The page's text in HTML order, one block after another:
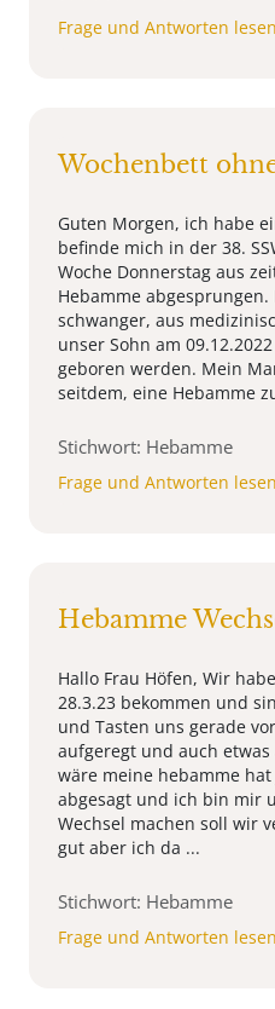
Frage und Antworten lesen
Wochenbett
Guten Morgen, ich habe
befinde mich in der 38.
Woche Donnerstag aus
Hebamme
schwanger, aus
unser Sohn am
geboren werden. Mein
seitdem, eine Hebamme
Stichwort: Hebamme
Frage und Antworten lesen
Hebamme
Hallo Frau Höfen, Wir
28.3.23 bekommen und
und Tasten uns gerade
aufgeregt und auch
wäre meine hebamme
abgesagt und ich bin mir
Wechsel machen soll wir
gut aber ich da ...
Stichwort: Hebamme
Frage und Antworten lesen